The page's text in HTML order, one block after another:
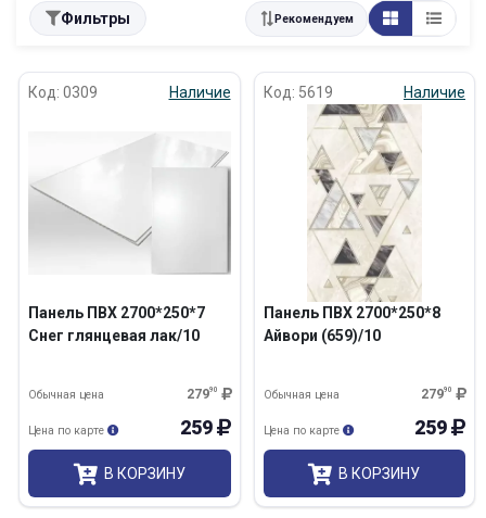
Фильтры Рекомендуем
Код: 0309 Наличие
Панель ПВХ 2700*250*7
Снег глянцевая лак/10
27990
Обычная цена
259
Цена по карте
В КОРЗИНУ
Код: 5619 Наличие
Панель ПВХ 2700*250*8
Айвори (659)/10
27990
Обычная цена
259
Цена по карте
В КОРЗИНУ